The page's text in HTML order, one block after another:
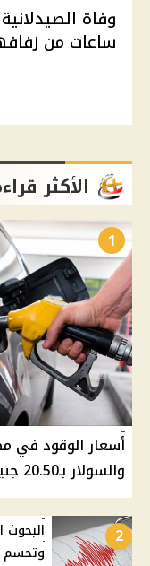
وفاة
ساعات من
الأكثر
1
والسولار بـ20.50 جنيه
2
وتحسم